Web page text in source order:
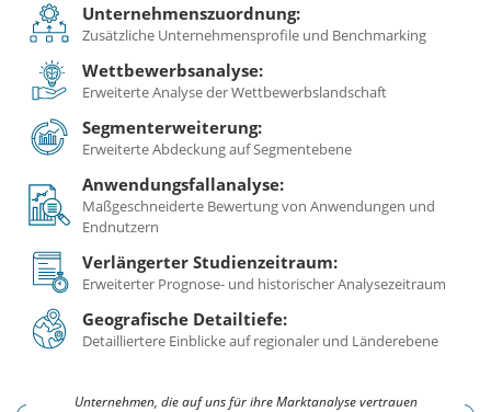
Unternehmenszuordnung:
Zusätzliche Unternehmensprofile und Benchmarking
Wettbewerbsanalyse:
Erweiterte Analyse der Wettbewerbslandschaft
Segmenterweiterung:
Erweiterte Abdeckung auf Segmentebene
Anwendungsfallanalyse:
Maßgeschneiderte Bewertung von Anwendungen und
Endnutzern
Verlängerter Studienzeitraum:
Erweiterter Prognose- und historischer Analysezeitraum
Geografische Detailtiefe:
Detailliertere Einblicke auf regionaler und Länderebene
Unternehmen, die auf uns für ihre Marktanalyse vertrauen